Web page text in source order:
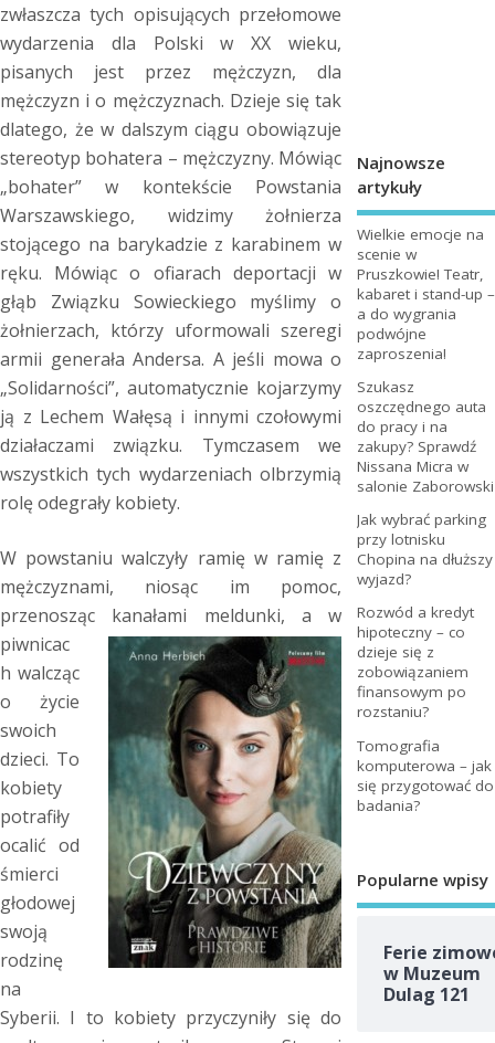
zwłaszcza tych opisujących przełomowe
wydarzenia dla Polski w XX wieku,
pisanych jest przez mężczyzn, dla
mężczyzn i o mężczyznach. Dzieje się tak
dlatego, że w dalszym ciągu obowiązuje
stereotyp bohatera – mężczyzny. Mówiąc
„bohater” w kontekście Powstania
Warszawskiego, widzimy żołnierza
stojącego na barykadzie z karabinem w
ręku. Mówiąc o ofiarach deportacji w
głąb Związku Sowieckiego myślimy o
żołnierzach, którzy uformowali szeregi
armii generała Andersa. A jeśli mowa o
„Solidarności”, automatycznie kojarzymy
ją z Lechem Wałęsą i innymi czołowymi
działaczami związku. Tymczasem we
wszystkich tych wydarzeniach olbrzymią
rolę odegrały kobiety.
W powstaniu walczyły ramię w ramię z
mężczyznami, niosąc im pomoc,
przenosząc kanałami meldunki, a w
piwnicac
h walcząc
o życie
swoich
dzieci. To
kobiety
potrafiły
ocalić od
śmierci
głodowej
swoją
rodzinę
na
Syberii. I to kobiety przyczyniły się do
Najnowsze
artykuły
Wielkie emocje na
scenie w
Pruszkowie! Teatr,
kabaret i stand-up –
a do wygrania
podwójne
zaproszenia!
Szukasz
oszczędnego auta
do pracy i na
zakupy? Sprawdź
Nissana Micra w
salonie Zaborowski
Jak wybrać parking
przy lotnisku
Chopina na dłuższy
wyjazd?
Rozwód a kredyt
hipoteczny – co
dzieje się z
zobowiązaniem
finansowym po
rozstaniu?
Tomografia
komputerowa – jak
się przygotować do
badania?
Popularne wpisy
Ferie
w Muzeum
Dulag 121